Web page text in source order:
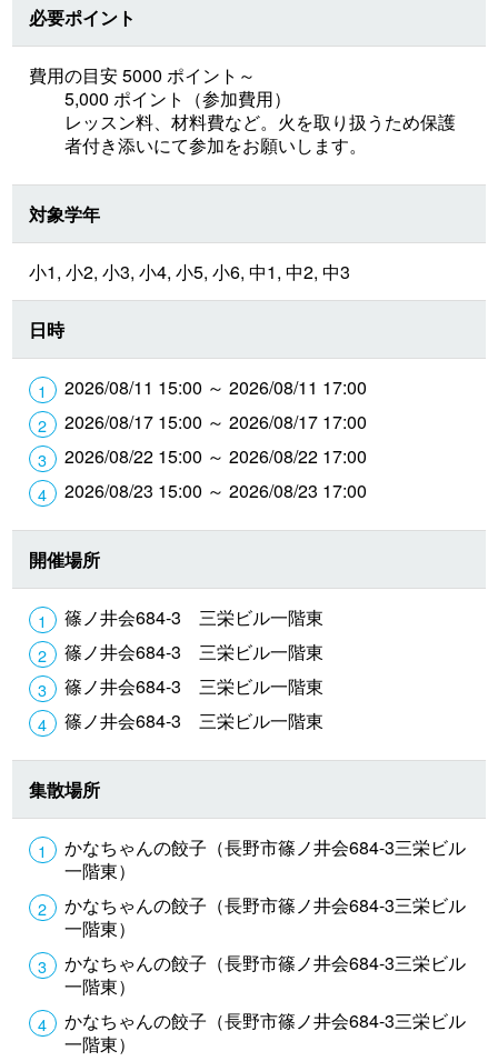
必要ポイント
費用の目安 5000 ポイント～
5,000 ポイント（参加費用）
レッスン料、材料費など。火を取り扱うため保護
者付き添いにて参加をお願いします。
対象学年
小1, 小2, 小3, 小4, 小5, 小6, 中1, 中2, 中3
日時
2026/08/11 15:00 ～ 2026/08/11 17:00
2026/08/17 15:00 ～ 2026/08/17 17:00
2026/08/22 15:00 ～ 2026/08/22 17:00
2026/08/23 15:00 ～ 2026/08/23 17:00
開催場所
篠ノ井会684-3 三栄ビル一階東
篠ノ井会684-3 三栄ビル一階東
篠ノ井会684-3 三栄ビル一階東
篠ノ井会684-3 三栄ビル一階東
集散場所
かなちゃんの餃子（長野市篠ノ井会684-3三栄ビル
一階東）
かなちゃんの餃子（長野市篠ノ井会684-3三栄ビル
一階東）
かなちゃんの餃子（長野市篠ノ井会684-3三栄ビル
一階東）
かなちゃんの餃子（長野市篠ノ井会684-3三栄ビル
一階東）